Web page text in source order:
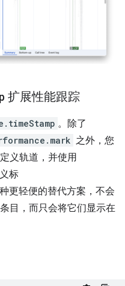
扩展性能跟踪
。除了
之外，您
义轨道，并使用
标
更轻便的替代方案，不会
目，而只会将它们显示在